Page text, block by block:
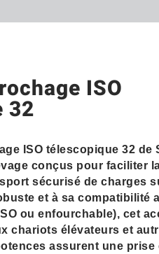
ISO
32
ISO télescopique 32 de
conçus pour faciliter
sécurisé de charges
et à sa compatibilité
ou enfourchable), cet
chariots élévateurs et
assurent une prise